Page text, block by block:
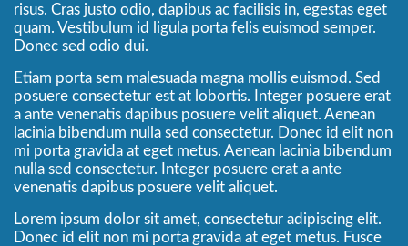
risus. Cras justo odio, dapibus ac facilisis in, egestas eget
quam. Vestibulum id ligula porta felis euismod semper.
Donec sed odio dui.
Etiam porta sem malesuada magna mollis euismod. Sed
posuere consectetur est at lobortis. Integer posuere erat
a ante venenatis dapibus posuere velit aliquet. Aenean
lacinia bibendum nulla sed consectetur. Donec id elit non
mi porta gravida at eget metus. Aenean lacinia bibendum
nulla sed consectetur. Integer posuere erat a ante
venenatis dapibus posuere velit aliquet.
Lorem ipsum dolor sit amet, consectetur adipiscing elit.
Donec id elit non mi porta gravida at eget metus. Fusce